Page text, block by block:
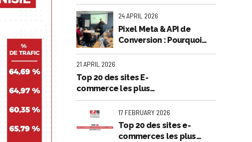
Maîtrisez l'Art de la
Publicité Rentable
24 APRIL 2026
Pixel Meta & API de
Conversion : Pourquoi
l'arrêter
21 APRIL 2026
Top 20 des sites E-
commerce les plus
visités en Tunisie :
Analyse exclusive - Mars
17 FEBRUARY 2026
Top 20 des sites e-
commerces les plus